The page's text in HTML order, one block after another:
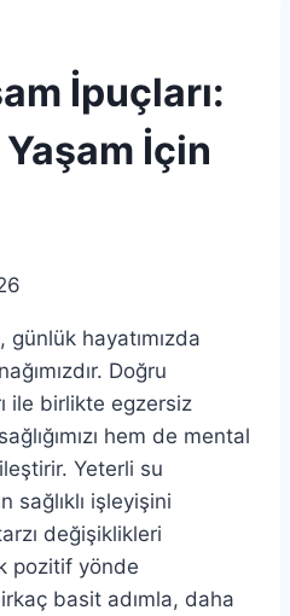
İpuçları:
İçin
günlük hayatımızda
Doğru
ile birlikte egzersiz
hem de mental
Yeterli su
sağlıklı işleyişini
değişiklikleri
pozitif yönde
basit adımla, daha